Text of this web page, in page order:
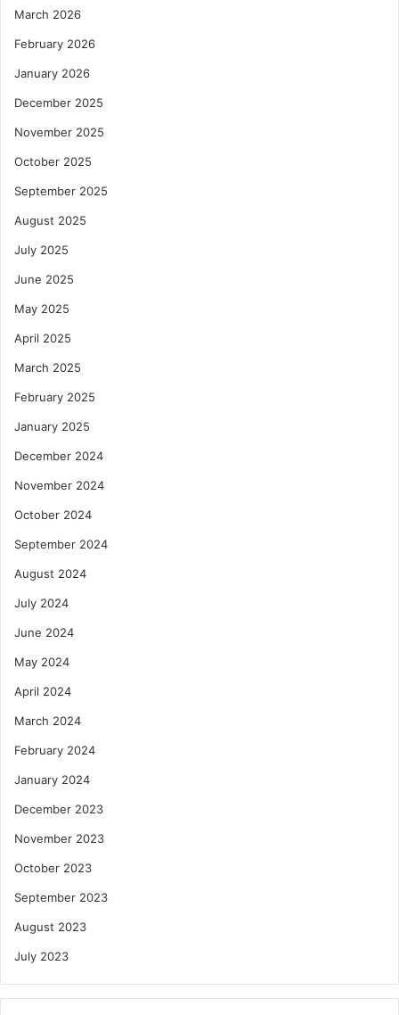
March 2026
February 2026
January 2026
December 2025
November 2025
October 2025
September 2025
August 2025
July 2025
June 2025
May 2025
April 2025
March 2025
February 2025
January 2025
December 2024
November 2024
October 2024
September 2024
August 2024
July 2024
June 2024
May 2024
April 2024
March 2024
February 2024
January 2024
December 2023
November 2023
October 2023
September 2023
August 2023
July 2023